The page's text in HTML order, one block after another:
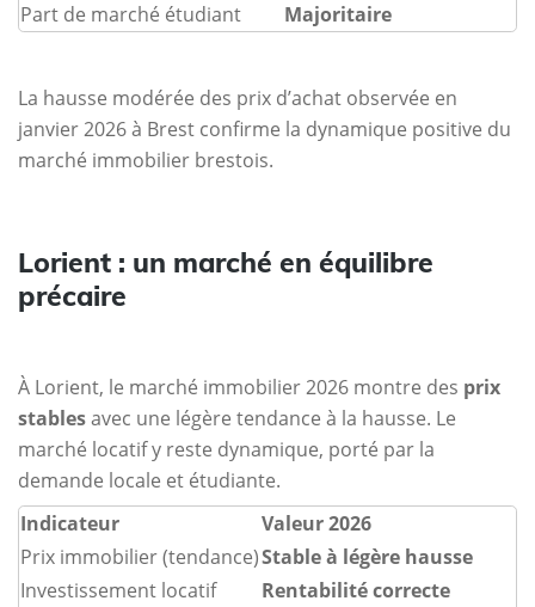
Part de marché étudiant
Majoritaire
La hausse modérée des prix d’achat observée en
janvier 2026 à Brest confirme la dynamique positive du
marché immobilier brestois.
Lorient : un marché en équilibre
précaire
À Lorient, le marché immobilier 2026 montre des prix
stablesavec une légère tendance à la hausse. Le
marché locatif y reste dynamique, porté par la
demande locale et étudiante.
Indicateur
Valeur 2026
Prix immobilier (tendance)Stable à légère hausse
Investissement locatif
Rentabilité correcte